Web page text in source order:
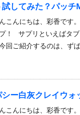
試してみた？パッチ
こんにちは、彩香です
！ サプリといえばタ
回ご紹介するのは、ず
シー白灰クレイウォ
こんにちは、彩香です